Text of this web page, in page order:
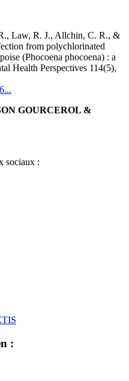
Law, R. J., Allchin, C. R., &
from polychlorinated
(Phocoena phocoena) : a
Health Perspectives 114(5),
GOURCEROL &
sociaux :
: